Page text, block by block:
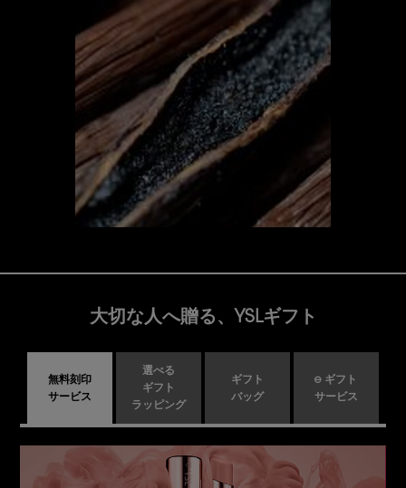
大切な人へ贈る、YSLギフト
無料刻印
サービス
選べる
ギフト
ラッピング
ギフト
バッグ
e ギフト
サービス